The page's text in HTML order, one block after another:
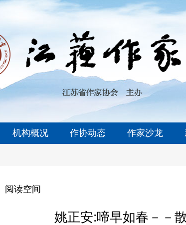
机构概况 作协动态 作家沙龙
阅读空间
姚正安:啼早如春－－